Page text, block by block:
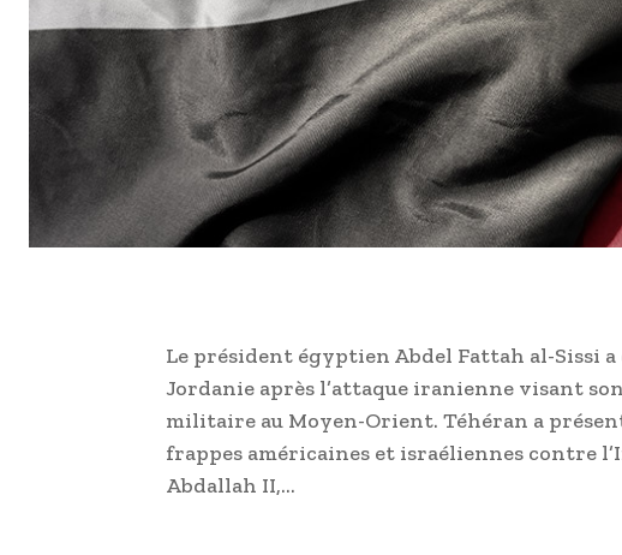
Le président égyptien Abdel Fattah al-Sissi
Jordanie après l’attaque iranienne visant
militaire au Moyen-Orient. Téhéran a
frappes américaines et israéliennes contre
Abdallah II,…